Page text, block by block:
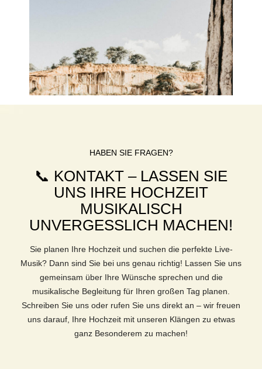
HABEN SIE FRAGEN?
📞 KONTAKT – LASSEN SIE
UNS IHRE HOCHZEIT
MUSIKALISCH
UNVERGESSLICH MACHEN!
Sie planen Ihre Hochzeit und suchen die perfekte Live-
Musik? Dann sind Sie bei uns genau richtig! Lassen Sie uns
gemeinsam über Ihre Wünsche sprechen und die
musikalische Begleitung für Ihren großen Tag planen.
Schreiben Sie uns oder rufen Sie uns direkt an – wir freuen
uns darauf, Ihre Hochzeit mit unseren Klängen zu etwas
ganz Besonderem zu machen!